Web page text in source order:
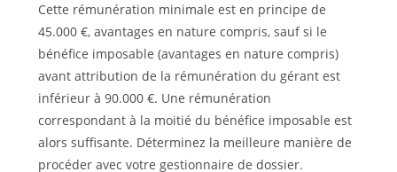
Cette rémunération minimale est en principe de
45.000 €, avantages en nature compris, sauf si le
bénéfice imposable (avantages en nature compris)
avant attribution de la rémunération du gérant est
inférieur à 90.000 €. Une rémunération
correspondant à la moitié du bénéfice imposable est
alors suffisante. Déterminez la meilleure manière de
procéder avec votre gestionnaire de dossier.